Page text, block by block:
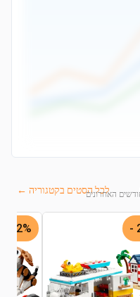
בגרף מחירים מלא של 6 החודשים האחרוניםלכל הסטים בקטגוריה ←
32% -